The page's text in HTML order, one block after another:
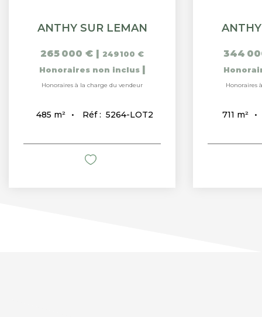
ANTHY SUR LEMAN
265 000 € | 249 100 €
Honoraires non inclus |
Honoraires à la charge du vendeur
485 m² Réf : 5264-LOT2
344
Honoraires
711 m²